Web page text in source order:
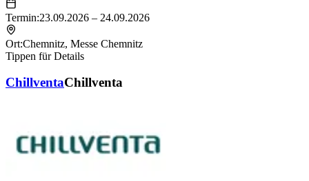
Termin:23.09.2026 – 24.09.2026
Ort:Chemnitz, Messe Chemnitz
Tippen für Details
ChillventaChillventa